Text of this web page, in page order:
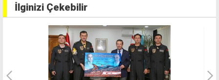
İlginizi Çekebilir